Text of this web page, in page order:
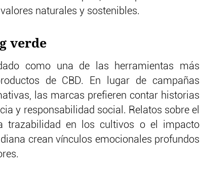
naturales y sostenibles.
verde
como una de las herramientas más
de CBD. En lugar de campañas
las marcas prefieren contar historias
y responsabilidad social. Relatos sobre el
trazabilidad en los cultivos o el impacto
crean vínculos emocionales profundos